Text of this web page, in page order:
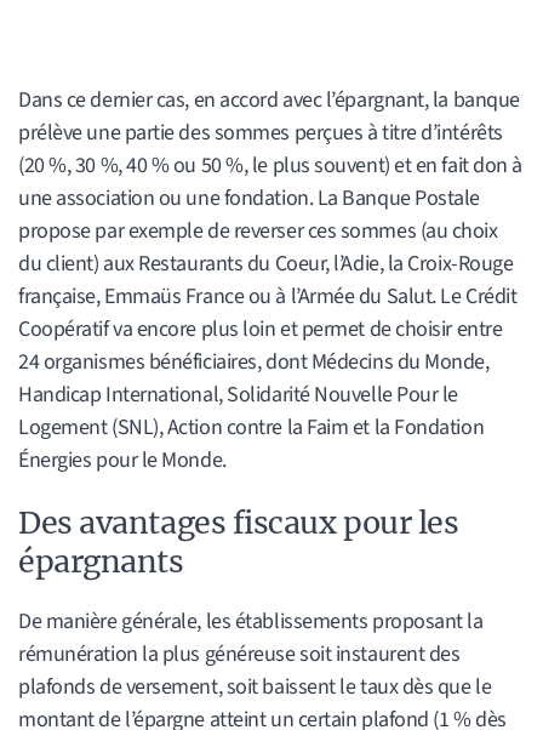
Dans ce dernier cas, en accord avec l’épargnant, la banque
prélève une partie des sommes perçues à titre d’intérêts
(20 %, 30 %, 40 % ou 50 %, le plus souvent) et en fait don à
une association ou une fondation. La Banque Postale
propose par exemple de reverser ces sommes (au choix
du client) aux Restaurants du Coeur, l’Adie, la Croix-Rouge
française, Emmaüs France ou à l’Armée du Salut. Le Crédit
Coopératif va encore plus loin et permet de choisir entre
24 organismes bénéficiaires, dont Médecins du Monde,
Handicap International, Solidarité Nouvelle Pour le
Logement (SNL), Action contre la Faim et la Fondation
Énergies pour le Monde.
Des avantages fiscaux pour les
épargnants
De manière générale, les établissements proposant la
rémunération la plus généreuse soit instaurent des
plafonds de versement, soit baissent le taux dès que le
montant de l’épargne atteint un certain plafond (1 % dès